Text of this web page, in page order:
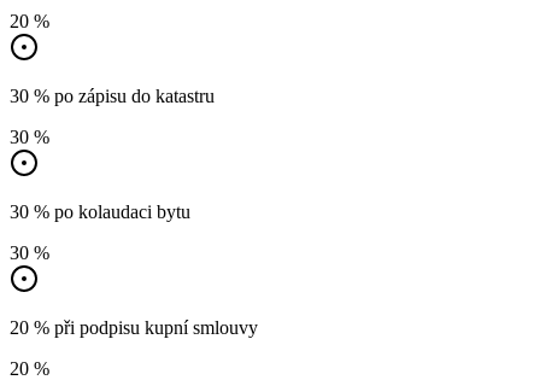
20 %
30 % po zápisu do katastru
30 %
30 % po kolaudaci bytu
30 %
20 % při podpisu kupní smlouvy
20 %